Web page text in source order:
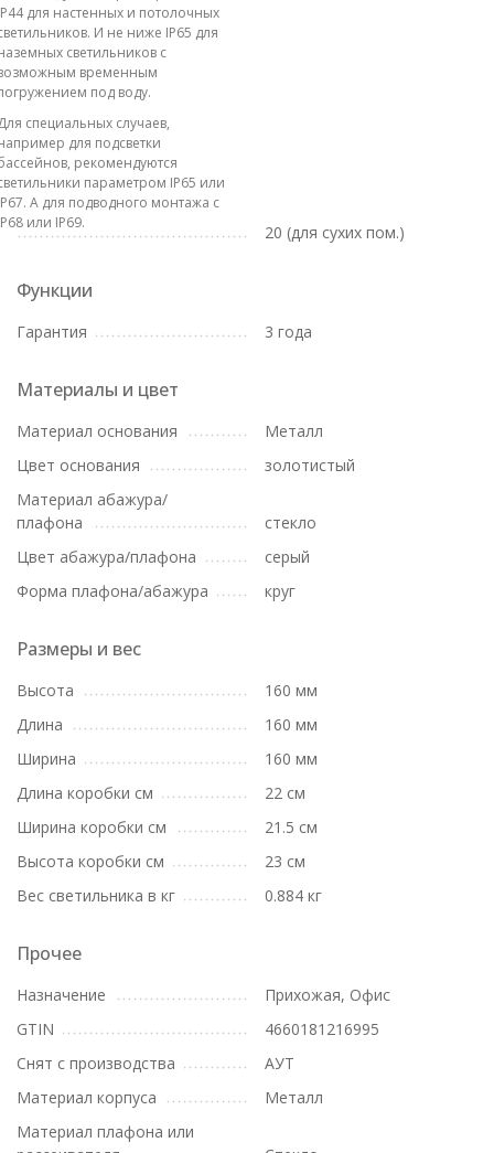
для настенных и потолочных
И не ниже IP65 для
светильников с
временным
под воду.
специальных случаев,
для подсветки
рекомендуются
параметром IP65 или
А для подводного монтажа с
или IP69.
20 (для сухих пом.)
Функции
Гарантия 3 года
Материалы и цвет
Материал основания
Металл
Цвет основания
золотистый
Материал абажура/
плафона
стекло
Цвет абажура/плафона
серый
Форма плафона/абажура
круг
Размеры и вес
Высота
160 мм
Длина
160 мм
Ширина
160 мм
Длина коробки см
22 см
Ширина коробки см
21.5 см
Высота коробки см
23 см
Вес светильника в кг
0.884 кг
Прочее
Назначение
Прихожая, Офис
GTIN
4660181216995
Снят с производства
АУТ
Материал корпуса
Металл
Материал плафона или